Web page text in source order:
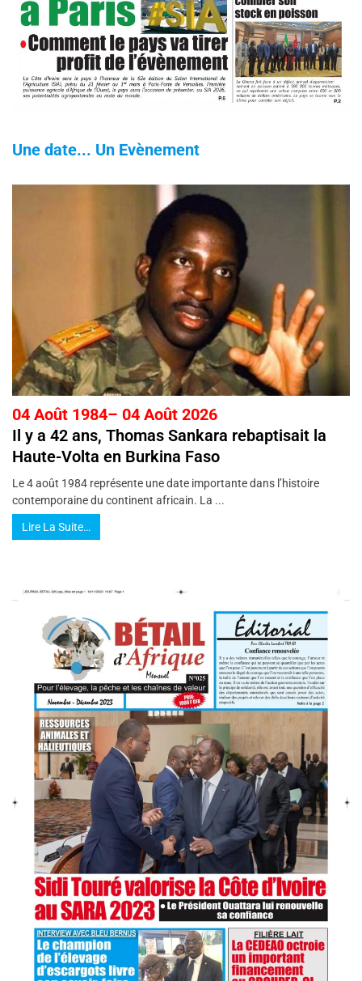
Une date... Un Evènement
04 Août 1984– 04 Août 2026
Il y a 42 ans, Thomas Sankara rebaptisait la
Haute-Volta en Burkina Faso
Le 4 août 1984 représente une date importante dans l’histoire
contemporaine du continent africain. La ...
Lire La Suite…